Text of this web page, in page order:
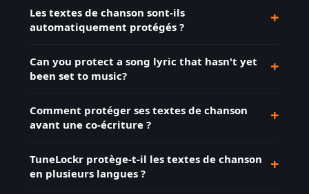
Les textes de chanson sont-ils
automatiquement protégés ?
+
Can you protect a song lyric that hasn't yet
been set to music?
+
Comment protéger ses textes de chanson
avant une co-écriture ?
+
TuneLockr protège-t-il les textes de chanson
en plusieurs langues ?
+